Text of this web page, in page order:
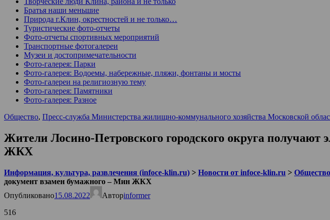
Братья наши меньшие
Природа г.Клин, окрестностей и не только…
Туристические фото-отчеты
Фото-отчеты спортивных мероприятий
Транспортные фотогалереи
Музеи и достопримечательности
Фото-галерея: Парки
Фото-галерея: Водоемы, набережные, пляжи, фонтаны и мосты
Фото-галереи на религиозную тему
Фото-галерея: Памятники
Фото-галерея: Разное
Общество, Пресс-служба Министерства жилищно-коммунального хозяйства Московской
Жители Лосино-Петровского городского округа
ЖКХ
Информация, культура, развлечения (infoce-klin.ru) > Новости от infoce-klin.ru > Общество
документ взамен бумажного – Мин ЖКХ
Опубликовано15.08.2022 Авторinformer
516